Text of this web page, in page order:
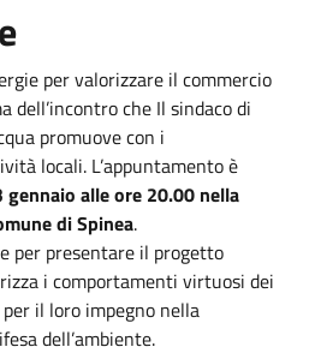
per valorizzare il commercio
dell’incontro che Il sindaco di
promuove con i
locali. L’appuntamento è
gennaio alle ore 20.00 nella
di Spinea.
per presentare il progetto
i comportamenti virtuosi dei
il loro impegno nella
dell’ambiente.